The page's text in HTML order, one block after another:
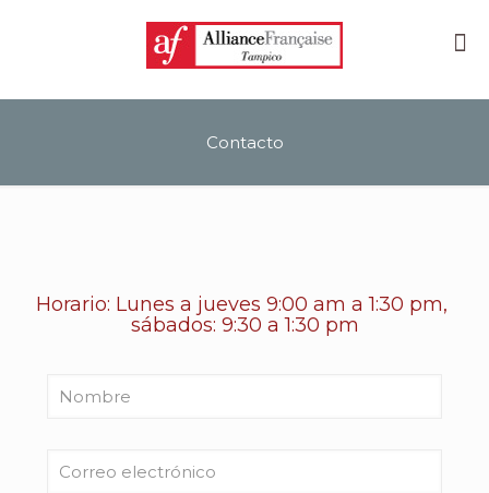
Contacto
Horario: Lunes a jueves 9:00 am a 1:30 pm,
sábados: 9:30 a 1:30 pm